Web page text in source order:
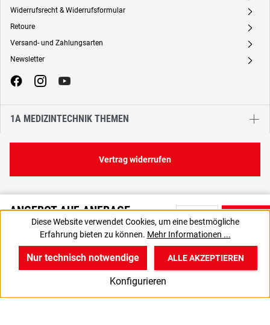
ANGEBOT AUF ANFRAGE
Bitte nutzen Sie die Produktanfrage, um ein individuelles Angebot
von uns zu erhalten.
Widerrufsrecht & Widerrufsformular A
Retoure A
Versand- und Zahlungsarten A
Newsletter A
1A MEDIZINTECHNIK THEMEN
Vertrag widerrufen
Diese Website verwendet Cookies, um eine bestmögliche
Erfahrung bieten zu können. Mehr Informationen ...
Nur technisch notwendige
Konfigurieren
ALLE AKZEPTIEREN
v
Produkte
B